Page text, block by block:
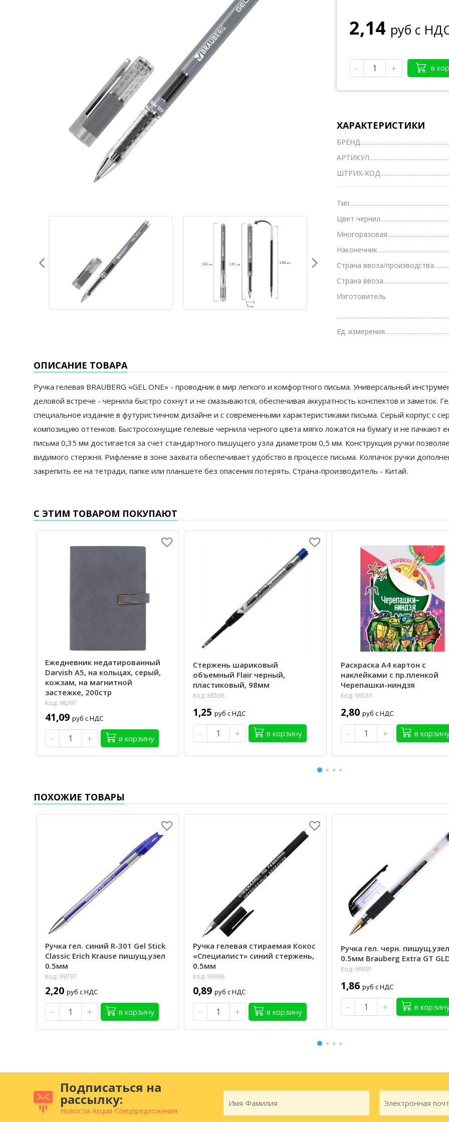
Тетради на кольцах, сменные блоки
Тетради полуобщие А5 36-48 л.
Тетради общие А5 50-200 л.
Бумага для художественных и дизайнерских
Бумага для факса
Грамоты, дипломы, благодарности
Канцелярские книги, книги учета
Бумага писчая, газетная, копирка
2,14 руб с
- + в
ХАРАКТЕРИСТИКИ
БРЕНД
АРТИКУЛ
ШТРИХ-КОД
Тип
Цвет чернил
Многоразовая
Наконечник
Страна ввоза/производства
Страна ввоза
Изготовитель
Ед. измерения
ОПИСАНИЕ ТОВАРА
Ручка гелевая BRAUBERG «GEL ONE» - проводник в мир легкого и комфортного письма. Универсальный
деловой встрече - чернила быстро сохнут и не смазываются, обеспечивая аккуратность конспектов и заметок.
специальное издание в футуристичном дизайне и с современными характеристиками письма. Серый корпус с
композицию оттенков. Быстросохнущие гелевые чернила черного цвета мягко ложатся на бумагу и не пачкают
письма 0,35 мм достигается за счет стандартного пишущего узла диаметром 0,5 мм. Конструкция ручки
видимого стержня. Рифление в зоне захвата обеспечивает удобство в процессе письма. Колпачок ручки
закрепить ее на тетради, папке или планшете без опасения потерять. Страна-производитель - Китай.
С ЭТИМ ТОВАРОМ ПОКУПАЮТ
Ежедневник недатированный
Darvish А5, на кольцах, серый,
кожзам, на магнитной
застежке, 200стр
Код: 98297
41,09 руб с НДС
- + в корзину
Стержень шариковый
объемный Flair черный,
пластиковый, 98мм
Код: 88536
1,25 руб с НДС
- + в корзину
Раскраска А4 картон с
наклейками с пр.пленкой
Черепашки-ниндзя
Код: 99033
2,80 руб с НДС
- + в
ПОХОЖИЕ ТОВАРЫ
Ручка гел. синий R-301 Gel Stick
Classic Erich Krause пишущ.узел
0.5мм
Код: 99737
2,20 руб с НДС
- + в корзину
Ручка гелевая стираемая Кокос
«Специалист» синий стержень,
0.5мм
Код: 99996
0,89 руб с НДС
- + в корзину
Ручка гел. черн. пишущ.узел
0.5мм Brauberg Extra GT
Код: 99891
1,86 руб с НДС
- + в
Подписаться на
рассылку:
Новости Акции Спецпредложения